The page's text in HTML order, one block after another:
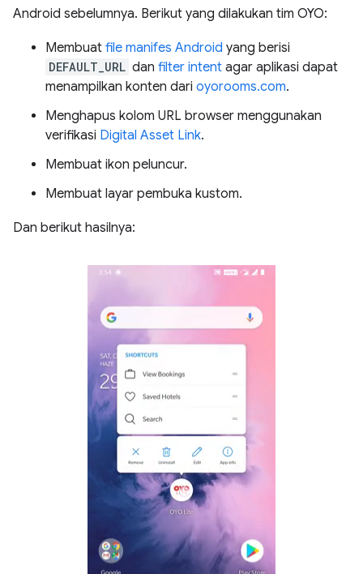
Android sebelumnya. Berikut yang dilakukan tim OYO:
Membuat file manifes Android yang berisi
DEFAULT_URL dan filter intent agar aplikasi dapat
menampilkan konten dari oyorooms.com.
Menghapus kolom URL browser menggunakan
verifikasi Digital Asset Link.
Membuat ikon peluncur.
Membuat layar pembuka kustom.
Dan berikut hasilnya: